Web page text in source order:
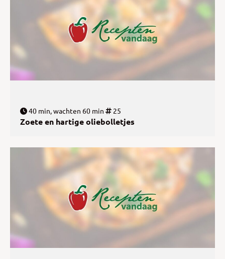
40 min, wachten 60 min 25
Zoete en hartige oliebolletjes